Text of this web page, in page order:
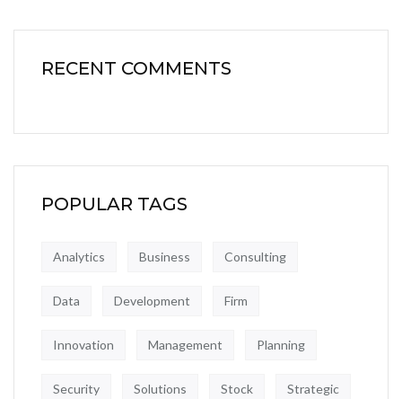
RECENT COMMENTS
POPULAR TAGS
Analytics Business Consulting
Data Development Firm
Innovation Management Planning
Security Solutions Stock Strategic